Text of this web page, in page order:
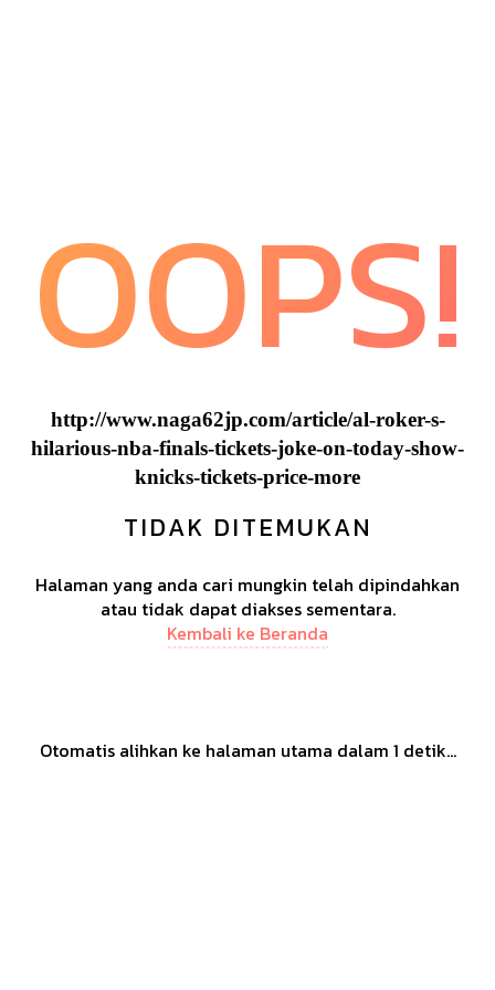
OOPS!
http://www.naga62jp.com/article/al-roker-s-
hilarious-nba-finals-tickets-joke-on-today-show-
knicks-tickets-price-more
TIDAK DITEMUKAN
Halaman yang anda cari mungkin telah dipindahkan
atau tidak dapat diakses sementara.
Kembali ke Beranda
Otomatis alihkan ke halaman utama dalam 1 detik...